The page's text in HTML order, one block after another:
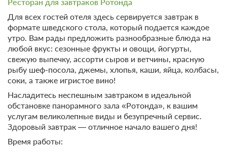
6 фото
Двухуровневый улучшенный Подробнее
35м
Одна двуспальная кровать
Телевизор
Wi-Fi
Ванная комната в номере
2 гостя
Моментальное подтверждение
В стоимость входит:
Конференц-зал
Тим-билдинг
Организация свадеб
Парковка
Автостоянка / Парковка
Детская площадка
Игровая комната
На свежем воздухе
Массаж
Сервисы
Трансфер (бесплатный)
Прачечная / химчистка
Экскурсионное
Общие
Камин
Для всех гостей отеля здесь сервируется завтрак в
формате шведского стола, который подается каждое
утро. Вам рады предложить разнообразные блюда на
любой вкус: сезонные фрукты и овощи, йогурты,
свежую выпечку, ассорти сыров и ветчины, красную
рыбу шеф-посола, джемы, хлопья, каши, яйца, колбасы,
соки, а также игристое вино!
Насладитесь неспешным завтраком в идеальной
обстановке панорамного зала «Ротонда», к вашим
услугам великолепные виды и безупречный сервис.
Здоровый завтрак — отличное начало вашего дня!
Время работы: